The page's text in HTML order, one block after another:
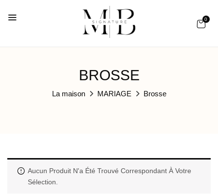
0
BROSSE
La maison MARIAGE Brosse
Aucun Produit N'a Été Trouvé Correspondant À Votre
Sélection.